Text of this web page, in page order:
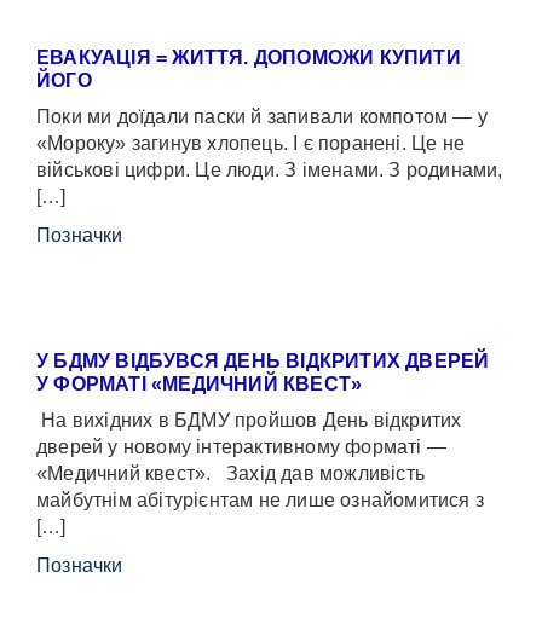
ЕВАКУАЦІЯ = ЖИТТЯ. ДОПОМОЖИ КУПИТИ
ЙОГО
Поки ми доїдали паски й запивали компотом — у
«Мороку» загинув хлопець. І є поранені. Це не
військові цифри. Це люди. З іменами. З родинами,
[…]
Позначки
У БДМУ ВІДБУВСЯ ДЕНЬ ВІДКРИТИХ ДВЕРЕЙ
У ФОРМАТІ «МЕДИЧНИЙ КВЕСТ»
На вихідних в БДМУ пройшов День відкритих
дверей у новому інтерактивному форматі —
«Медичний квест». Захід дав можливість
майбутнім абітурієнтам не лише ознайомитися з
[…]
Позначки